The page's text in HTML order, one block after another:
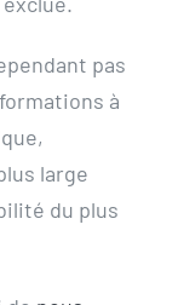
pas
à
large
du plus